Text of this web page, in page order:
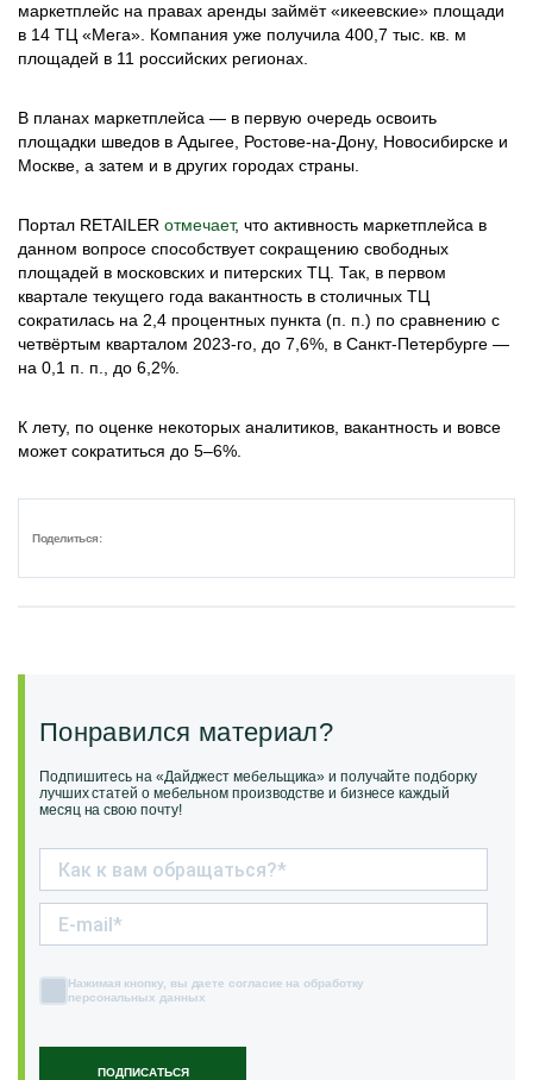
маркетплейс на правах аренды займёт «икеевские» площади
в 14 ТЦ «Мега». Компания уже получила 400,7 тыс. кв. м
площадей в 11 российских регионах.
В планах маркетплейса — в первую очередь освоить
площадки шведов в Адыгее, Ростове-на-Дону, Новосибирске и
Москве, а затем и в других городах страны.
Портал RETAILER отмечает, что активность маркетплейса в
данном вопросе способствует сокращению свободных
площадей в московских и питерских ТЦ. Так, в первом
квартале текущего года вакантность в столичных ТЦ
сократилась на 2,4 процентных пункта (п. п.) по сравнению с
четвёртым кварталом 2023-го, до 7,6%, в Санкт-Петербурге —
на 0,1 п. п., до 6,2%.
К лету, по оценке некоторых аналитиков, вакантность и вовсе
может сократиться до 5–6%.
Поделиться:
Понравился материал?
Подпишитесь на «Дайджест мебельщика» и получайте подборку
лучших статей о мебельном производстве и бизнесе каждый
месяц на свою почту!
ПОДПИСАТЬСЯ
Нажимая кнопку, вы даете согласие на обработку
персональных данных